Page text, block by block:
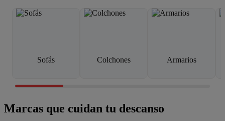
Sofás Colchones Armarios
Marcas que cuidan tu descanso